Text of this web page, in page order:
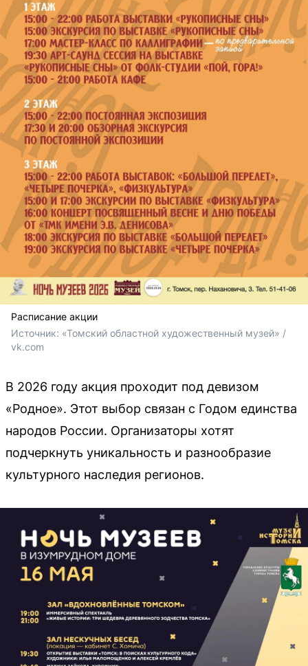
Расписание акции
Источник: «Томский областной художественный музей» /
vk.com
В 2026 году акция проходит под девизом
«Родное». Этот выбор связан с Годом единства
народов России. Организаторы хотят
подчеркнуть уникальность и разнообразие
культурного наследия регионов.